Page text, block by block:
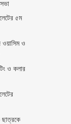
৫ম
ওয়াসিম ও
ও কলার
ছাত্রকে